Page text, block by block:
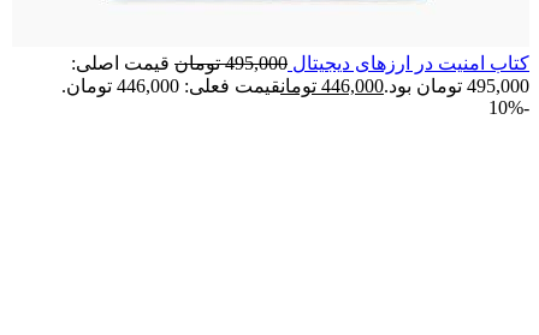
کتاب امنیت در ارزهای دیجیتال 495,000 تومان قیمت اصلی:
495,000 تومان بود.
446,000 تومانقیمت فعلی: 446,000 تومان.
-10%